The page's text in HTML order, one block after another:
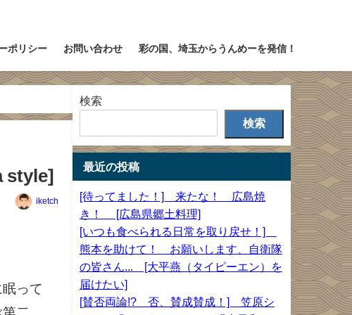
ポリシー お問い合わせ 彩の国、埼玉からうんめーを発信！
style]
iketch
って
検索
検索
最近の投稿
[待ってました！] 来たな！ 広島焼
き！ [広島県郷土料理]
[いつも食べられる日常を取り戻せ！]
熊本を助けて！ お願いします、自衛隊
の皆さん... [大平燕（タイピーエン）を
届けたい]
[賛否両論!? 否、賛成賛成！] 笠原シ